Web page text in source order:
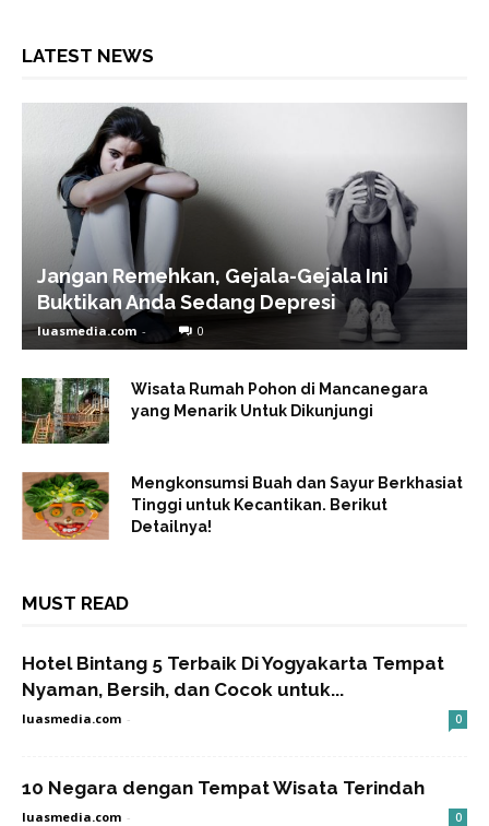
LATEST NEWS
Jangan Remehkan, Gejala-Gejala Ini
Buktikan Anda Sedang Depresi
luasmedia.com - 0
Wisata Rumah Pohon di Mancanegara
yang Menarik Untuk Dikunjungi
Mengkonsumsi Buah dan Sayur Berkhasiat
Tinggi untuk Kecantikan. Berikut
Detailnya!
MUST READ
Hotel Bintang 5 Terbaik Di Yogyakarta Tempat
Nyaman, Bersih, dan Cocok untuk...
luasmedia.com - 0
10 Negara dengan Tempat Wisata Terindah
luasmedia.com - 0